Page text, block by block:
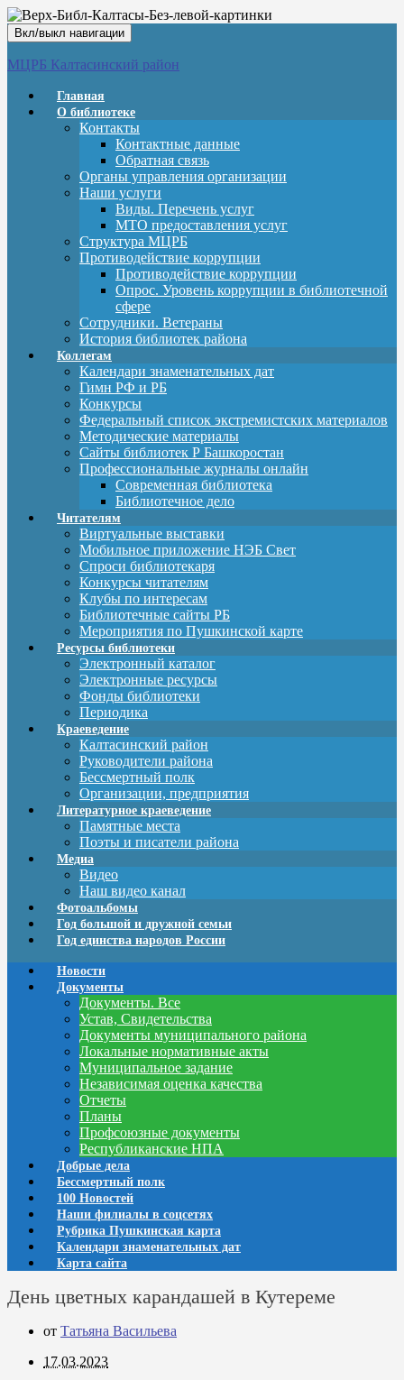
Вкл/выкл навигации
МЦРБ Калтасинский район
Главная
О библиотеке
Контакты
Контактные данные
Обратная связь
Органы управления организации
Наши услуги
Виды. Перечень услуг
МТО предоставления услуг
Структура МЦРБ
Противодействие коррупции
Противодействие коррупции
Опрос. Уровень коррупции в библиотечной
сфере
Сотрудники. Ветераны
История библиотек района
Коллегам
Календари знаменательных дат
Гимн РФ и РБ
Конкурсы
Федеральный список экстремистских материалов
Методические материалы
Сайты библиотек Р Башкоростан
Профессиональные журналы онлайн
Современная библиотека
Библиотечное дело
Читателям
Виртуальные выставки
Мобильное приложение НЭБ Свет
Спроси библиотекаря
Конкурсы читателям
Клубы по интересам
Библиотечные сайты РБ
Мероприятия по Пушкинской карте
Ресурсы библиотеки
Электронный каталог
Электронные ресурсы
Фонды библиотеки
Периодика
Краеведение
Калтасинский район
Руководители района
Бессмертный полк
Организации, предприятия
Литературное краеведение
Памятные места
Поэты и писатели района
Медиа
Видео
Наш видео канал
Фотоальбомы
Год большой и дружной семьи
Год единства народов России
Новости
Документы
Документы. Все
Устав, Свидетельства
Документы муниципального района
Локальные нормативные акты
Муниципальное задание
Независимая оценка качества
Отчеты
Планы
Профсоюзные документы
Республиканские НПА
Добрые дела
Бессмертный полк
100 Новостей
Наши филиалы в соцсетях
Рубрика Пушкинская карта
Календари знаменательных дат
Карта сайта
День цветных карандашей в Кутереме
от Татьяна Васильева
17.03.2023